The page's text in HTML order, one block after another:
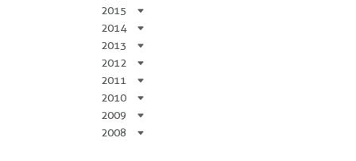
2015
2014
2013
2012
2011
2010
2009
2008